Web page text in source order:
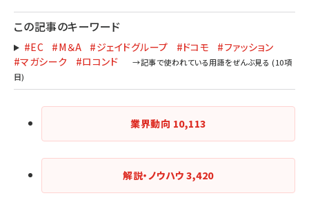
この記事のキーワード
#EC #М＆A #ジェイドグループ #ドコモ
#ファッション
#マガシーク
#ロコンド
業界動向 10,113
解説・ノウハウ3,420